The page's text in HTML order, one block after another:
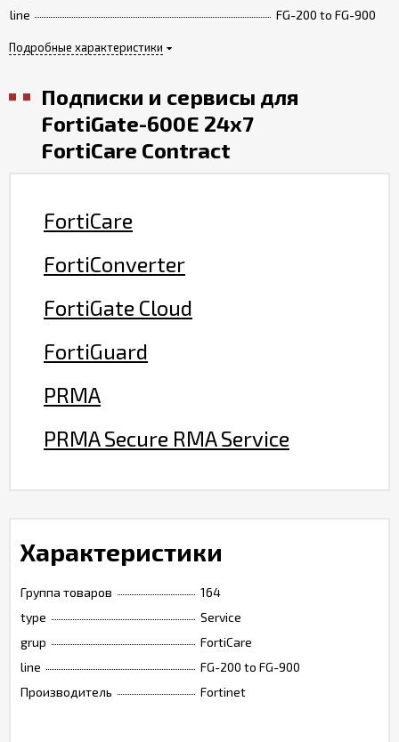
line
FG-200 to FG-900
Подробные характеристики
Подписки и сервисы для
FortiGate-600E 24x7
FortiCare Contract
FortiCare
FortiConverter
FortiGate Cloud
FortiGuard
PRMA
PRMA Secure RMA Service
Характеристики
Группа товаров
164
type
Service
grup
FortiCare
line
FG-200 to FG-900
Производитель
Fortinet